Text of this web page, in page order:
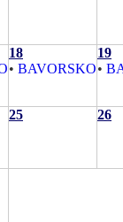
18
• BAVORSKO
19
•
25 26